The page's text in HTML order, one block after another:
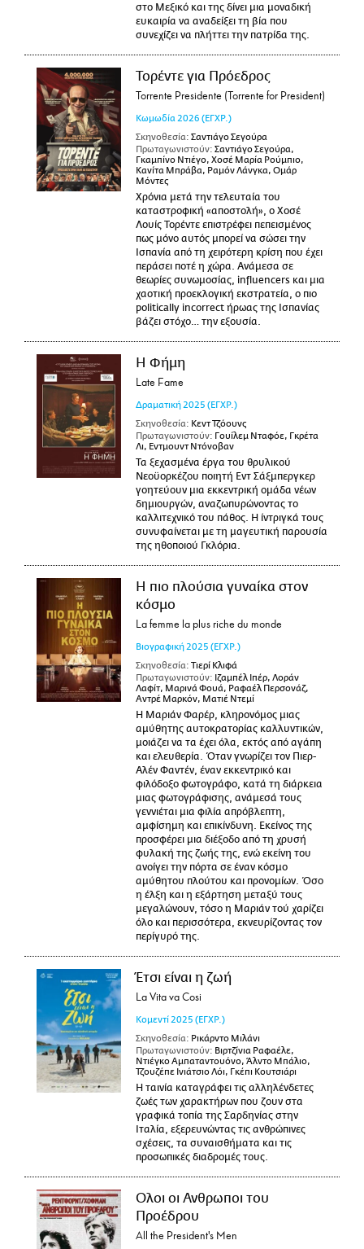
στο Μεξικό και της δίνει μια μοναδική
ευκαιρία να αναδείξει τη βία που
συνεχίζει να πλήττει την πατρίδα της.
Τορέντε για Πρόεδρος
Torrente Presidente (Torrente for President)
Κωμωδία 2026 (ΕΓΧΡ.)
Σκηνοθεσία: Σαντιάγο Σεγούρα
Πρωταγωνιστούν: Σαντιάγο Σεγούρα,
Γκαμπίνο Ντιέγο, Χοσέ Μαρία Ρούμπιο,
Κανίτα Μπράβα, Ραμόν Λάνγκα, Ομάρ
Μόντες
Χρόνια μετά την τελευταία του
καταστροφική «αποστολή», ο Χοσέ
Λουίς Τορέντε επιστρέφει πεπεισμένος
πως μόνο αυτός μπορεί να σώσει την
Ισπανία από τη χειρότερη κρίση που έχει
περάσει ποτέ η χώρα. Ανάμεσα σε
θεωρίες συνωμοσίας, influencers και μια
χαοτική προεκλογική εκστρατεία, ο πιο
politically incorrect ήρωας της Ισπανίας
βάζει στόχο… την εξουσία.
Η Φήμη
Late Fame
Δραματική 2025 (ΕΓΧΡ.)
Σκηνοθεσία: Κεντ Τζόουνς
Πρωταγωνιστούν: Γουίλεμ Νταφόε, Γκρέτα
Λι, Εντμουντ Ντόνοβαν
Τα ξεχασμένα έργα του θρυλικού
Νεοϋορκέζου ποιητή Εντ Σάξμπεργκερ
γοητεύουν μια εκκεντρική ομάδα νέων
δημιουργών, αναζωπυρώνοντας το
καλλιτεχνικό του πάθος. Η ίντριγκά τους
συνυφαίνεται με τη μαγευτική παρουσία
της ηθοποιού Γκλόρια.
Η πιο πλούσια γυναίκα στον
κόσμο
La femme la plus riche du monde
Βιογραφική 2025 (ΕΓΧΡ.)
Σκηνοθεσία: Τιερί Κλιφά
Πρωταγωνιστούν: Ιζαμπέλ Ιπέρ, Λοράν
Λαφίτ, Μαρινά Φουά, Ραφαέλ Περσονάζ,
Αντρέ Μαρκόν, Ματιέ Ντεμί
Η Μαριάν Φαρέρ, κληρονόμος μιας
αμύθητης αυτοκρατορίας καλλυντικών,
μοιάζει να τα έχει όλα, εκτός από αγάπη
και ελευθερία. Όταν γνωρίζει τον Πιερ-
Αλέν Φαντέν, έναν εκκεντρικό και
φιλόδοξο φωτογράφο, κατά τη διάρκεια
μιας φωτογράφισης, ανάμεσά τους
γεννιέται μια φιλία απρόβλεπτη,
αμφίσημη και επικίνδυνη. Εκείνος της
προσφέρει μια διέξοδο από τη χρυσή
φυλακή της ζωής της, ενώ εκείνη του
ανοίγει την πόρτα σε έναν κόσμο
αμύθητου πλούτου και προνομίων. Όσο
η έλξη και η εξάρτηση μεταξύ τους
μεγαλώνουν, τόσο η Μαριάν τού χαρίζει
όλο και περισσότερα, εκνευρίζοντας τον
περίγυρό της.
Έτσι είναι η ζωή
La Vita va Cosi
Κομεντί 2025 (ΕΓΧΡ.)
Σκηνοθεσία: Ρικάρντο Μιλάνι
Πρωταγωνιστούν: Βιρτζίνια Ραφαέλε,
Ντιέγκο Αμπαταντουόνο, Άλντο Μπάλιο,
Τζουζέπε Ινιάτσιο Λόι, Γκέπι Κουτσιάρι
Η ταινία καταγράφει τις αλληλένδετες
ζωές των χαρακτήρων που ζουν στα
γραφικά τοπία της Σαρδηνίας στην
Ιταλία, εξερευνώντας τις ανθρώπινες
σχέσεις, τα συναισθήματα και τις
προσωπικές διαδρομές τους.
Ολοι οι Ανθρωποι του
Προέδρου
All the President's Men